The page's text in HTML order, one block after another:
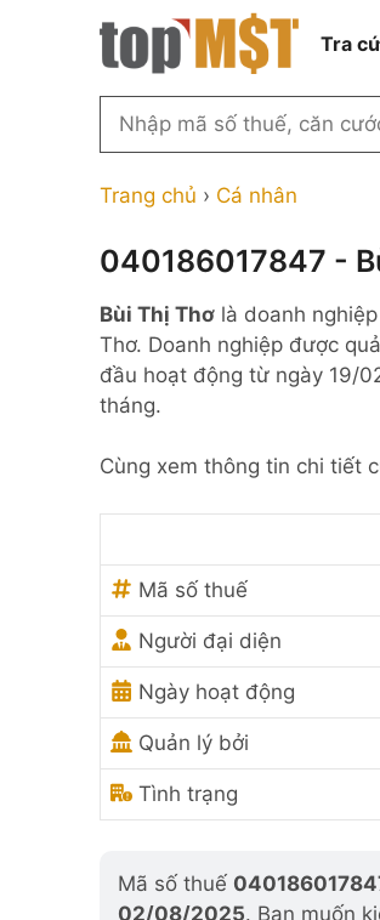
Tra
Thành phố Hồ Chí Minh
Thành phố Hà Nội
Thành phố Đà Nẵng
Thành phố Hải Phòng
Thanh Hóa
Bắc Ninh
Nghệ An
Tìm
theo
công
người
đại
diện
hoặc
số
Trang chủ › Cá nhân
040186017847 -
Bùi Thị Thơ là doanh
Thơ. Doanh nghiệp được
đầu hoạt động từ ngày 19/
tháng.
Cùng xem thông tin chi tiết
Mã số thuế
Người đại diện
Ngày hoạt động
Quản lý bởi
Tình trạng
Mã số thuế
02/08/2025. Bạn muốn